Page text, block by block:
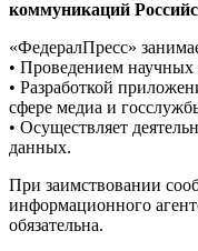
коммуникаций
«ФедералПресс»
• Проведением научных
• Разработкой
сфере медиа и
• Осуществляет
данных.
При заимствовании
информационного
обязательна.